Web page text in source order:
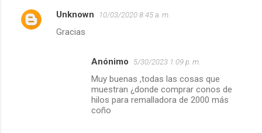
Unknown 10/03/2020 8:45 a. m.
Gracias
Anónimo 5/30/2023 1:09 p. m.
Muy buenas ,todas las cosas que
muestran ¿donde comprar conos de
hilos para remalladora de 2000 más
coño